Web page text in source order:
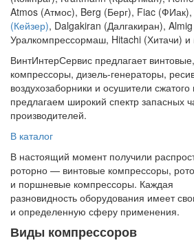
Atmos (Атмос), Berg (Берг), Fiac (ФИак),
(Кейзер), Dalgakiran (Далгакиран),
Уралкомпрессормаш, Hitachi (Хитачи) и
ВинтИнтерСервис предлагает
компрессоры, дизель-генераторы,
воздухозаборники и осушители
предлагаем широкий спектр запасных
производителей.
В каталог
В настоящий момент получили
роторно — винтовые компрессоры,
и поршневые компрессоры. Каждая
разновидность оборудования имеет
и определенную сферу применения.
Виды компрессоров